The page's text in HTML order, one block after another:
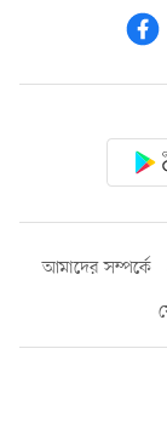
আমাদের সম্পর্কে